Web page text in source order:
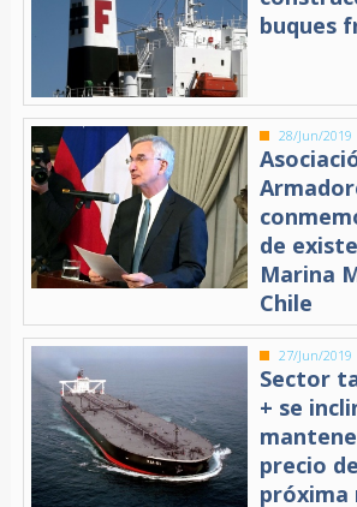
buques
28/Jun/2019
de
Marina
Chile
27/Jun/2019
Sector
+ se
precio
próxima